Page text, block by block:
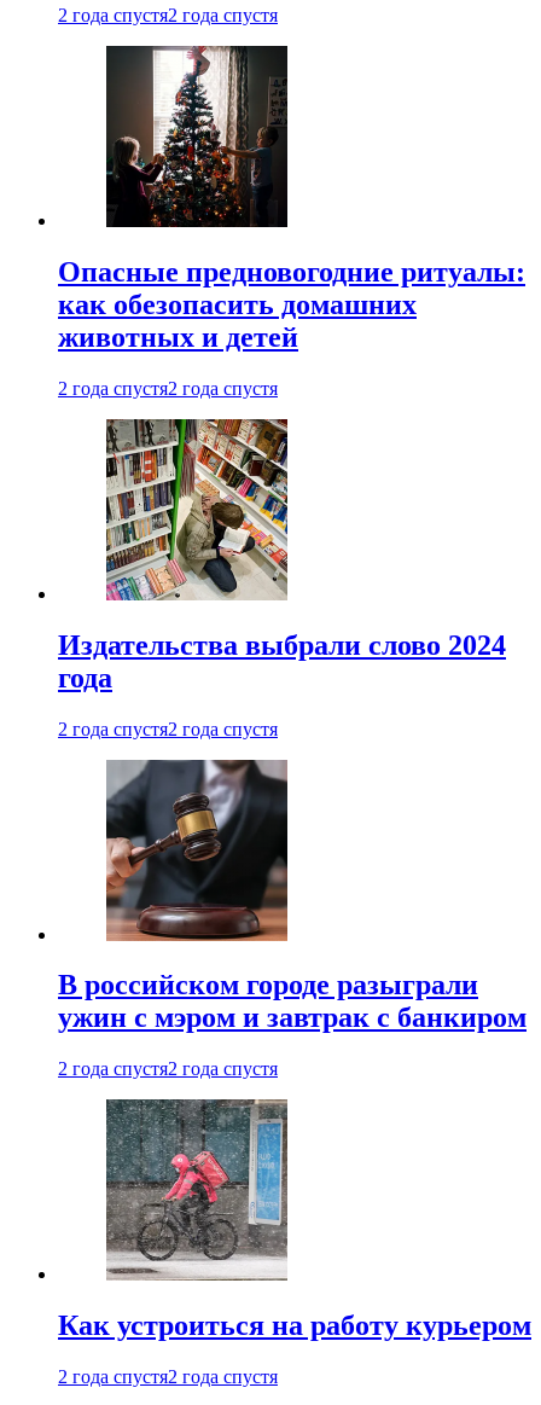
2 года спустя2 года спустя
Опасные предновогодние ритуалы:
как обезопасить домашних
животных и детей
2 года спустя2 года спустя
Издательства выбрали слово 2024
года
2 года спустя2 года спустя
В российском городе разыграли
ужин с мэром и завтрак с банкиром
2 года спустя2 года спустя
Как устроиться на работу курьером
2 года спустя2 года спустя